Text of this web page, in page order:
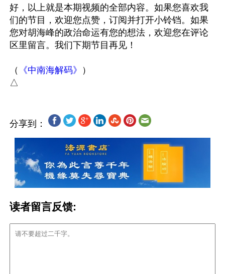
好，以上就是本期视频的全部内容。如果您喜欢我
们的节目，欢迎您点赞，订阅并打开小铃铛。如果
您对胡海峰的政治命运有您的想法，欢迎您在评论
区里留言。我们下期节目再见！
（ 《中南海解码》
）
分享到：
读者留言反馈: